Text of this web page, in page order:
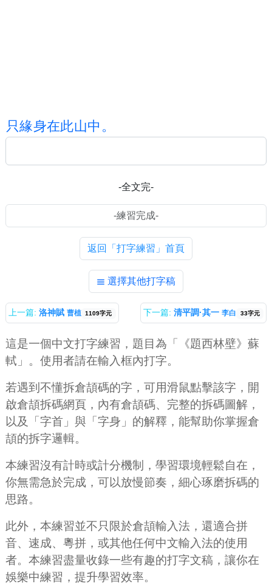
只緣身在此山中 。
-全文完-
返回「打字練習」首頁
選擇其他打字稿
上一篇: 洛神賦 曹植 1109字元 下一篇: 清平調·其一 李白 33字元
這是一個中文打字練習，題目為「《題西林壁》蘇
軾」。使用者請在輸入框內打字。
若遇到不懂拆倉頡碼的字，可用滑鼠點擊該字，開
啟倉頡拆碼網頁，內有倉頡碼、完整的拆碼圖解，
以及「字首」與「字身」的解釋，能幫助你掌握倉
頡的拆字邏輯。
本練習沒有計時或計分機制，學習環境輕鬆自在，
你無需急於完成，可以放慢節奏，細心琢磨拆碼的
思路。
此外，本練習並不只限於倉頡輸入法，還適合拼
音、速成、粵拼，或其他任何中文輸入法的使用
者。本練習盡量收錄一些有趣的打字文稿，讓你在
娛樂中練習，提升學習效率。